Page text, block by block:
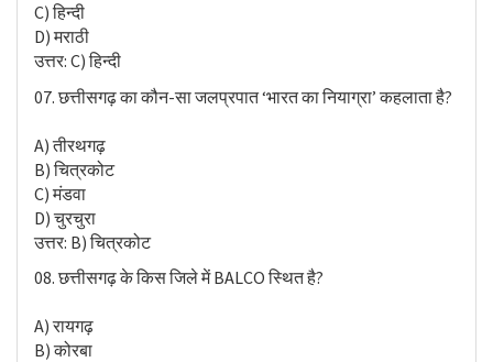
C) हिन्दी
D) मराठी
उत्तर: C) हिन्दी
07. छत्तीसगढ़ का कौन-सा जलप्रपात ‘भारत का नियाग्रा’ कहलाता है?
A) तीरथगढ़
B) चित्रकोट
C) मंडवा
D) चुरचुरा
उत्तर: B) चित्रकोट
08. छत्तीसगढ़ के किस जिले में BALCO स्थित है?
A) रायगढ़
B) कोरबा